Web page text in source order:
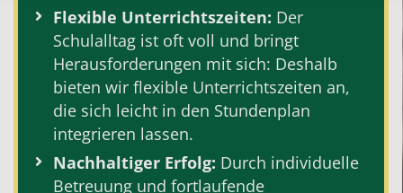
Flexible Unterrichtszeiten: Der
Schulalltag ist oft voll und bringt
Herausforderungen mit sich: Deshalb
bieten wir flexible Unterrichtszeiten an,
die sich leicht in den Stundenplan
integrieren lassen.
Nachhaltiger Erfolg: Durch individuelle
Betreuung und fortlaufende